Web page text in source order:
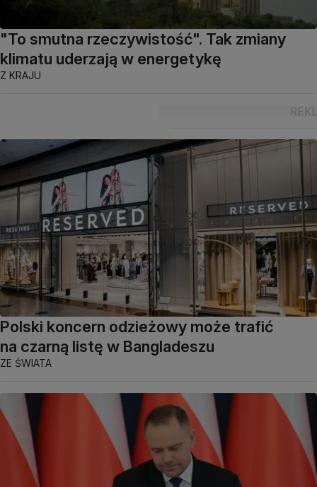
"To smutna rzeczywistość". Tak zmiany
klimatu uderzają w energetykę
Z KRAJU
Polski koncern odzieżowy może trafić
na czarną listę w Bangladeszu
ZE ŚWIATA